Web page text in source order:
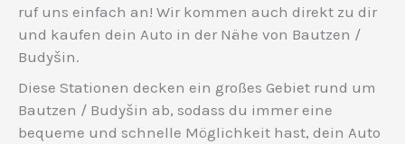
ruf uns einfach an! Wir kommen auch direkt zu dir
und kaufen dein Auto in der Nähe von Bautzen /
Budyšin.
Diese Stationen decken ein großes Gebiet rund um
Bautzen / Budyšin ab, sodass du immer eine
bequeme und schnelle Möglichkeit hast, dein Auto